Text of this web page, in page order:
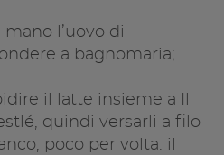
mano l’uovo di
a bagnomaria;
il latte insieme a Il
quindi versarli a filo
poco per volta: il